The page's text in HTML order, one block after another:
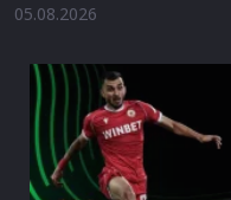
05.08.2026